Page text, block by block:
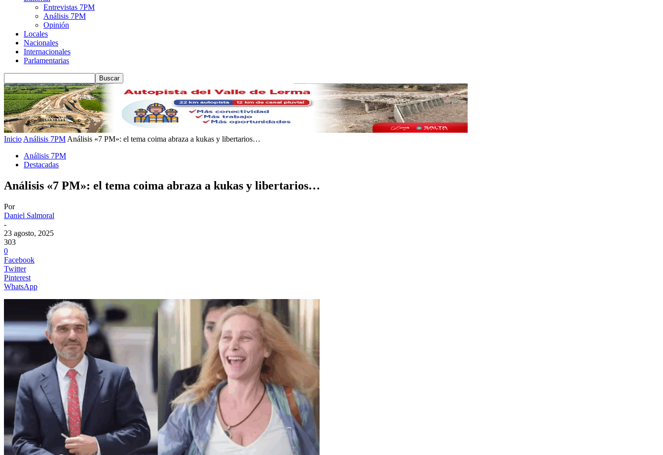
Entrevistas 7PM
Análisis 7PM
Opinión
Locales
Nacionales
Internacionales
Parlamentarias
Inicio Análisis 7PM Análisis «7 PM»: el tema coima abraza a kukas y libertarios…
Análisis 7PM
Destacadas
Análisis «7 PM»: el tema coima abraza a kukas y libertarios…
Por
Daniel Salmoral
-
23 agosto, 2025
303
0
Facebook
Twitter
Pinterest
WhatsApp